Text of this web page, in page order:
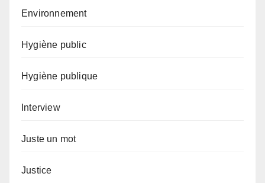
Environnement
Hygiène public
Hygiène publique
Interview
Juste un mot
Justice